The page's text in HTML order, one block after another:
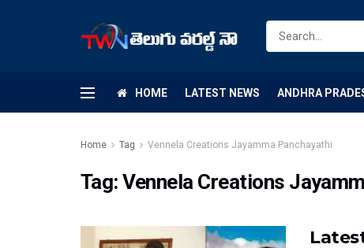
HOME LATEST NEWS ANDHRA
Home Tag Vennela Creations Jayamma Panchayathi
Tag:Vennela Creations